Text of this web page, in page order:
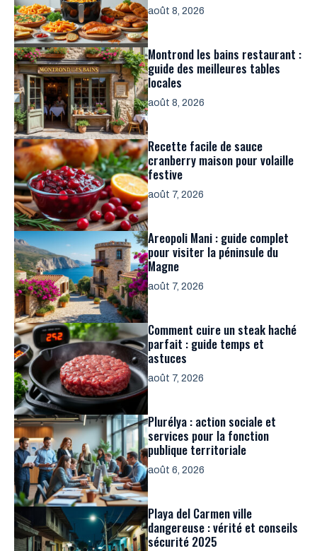
août 8, 2026
Montrond les bains restaurant :
guide des meilleures tables
locales
août 8, 2026
Recette facile de sauce
cranberry maison pour volaille
festive
août 7, 2026
Areopoli Mani : guide complet
pour visiter la péninsule du
Magne
août 7, 2026
Comment cuire un steak haché
parfait : guide temps et
astuces
août 7, 2026
Plurélya : action sociale et
services pour la fonction
publique territoriale
août 6, 2026
Playa del Carmen ville
dangereuse : vérité et conseils
sécurité 2025